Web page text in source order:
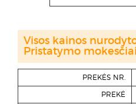
PREKĖS NR.
PREKĖ
Visos kainos
Pristatymo